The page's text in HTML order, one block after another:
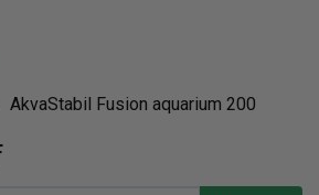
AkvaStabil Fusion aquarium 200